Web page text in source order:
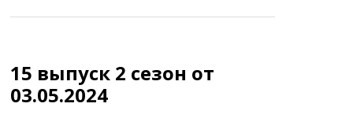
15 выпуск 2 сезон от
03.05.2024